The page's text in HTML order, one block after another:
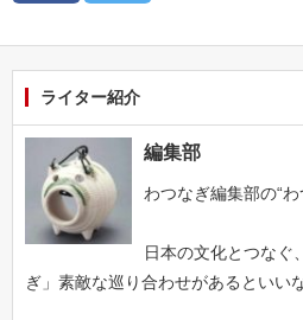
ライター紹介
編集部
わつなぎ編集部の“わ
日本の文化とつなぐ
ぎ」素敵な巡り合わせがあるといいな